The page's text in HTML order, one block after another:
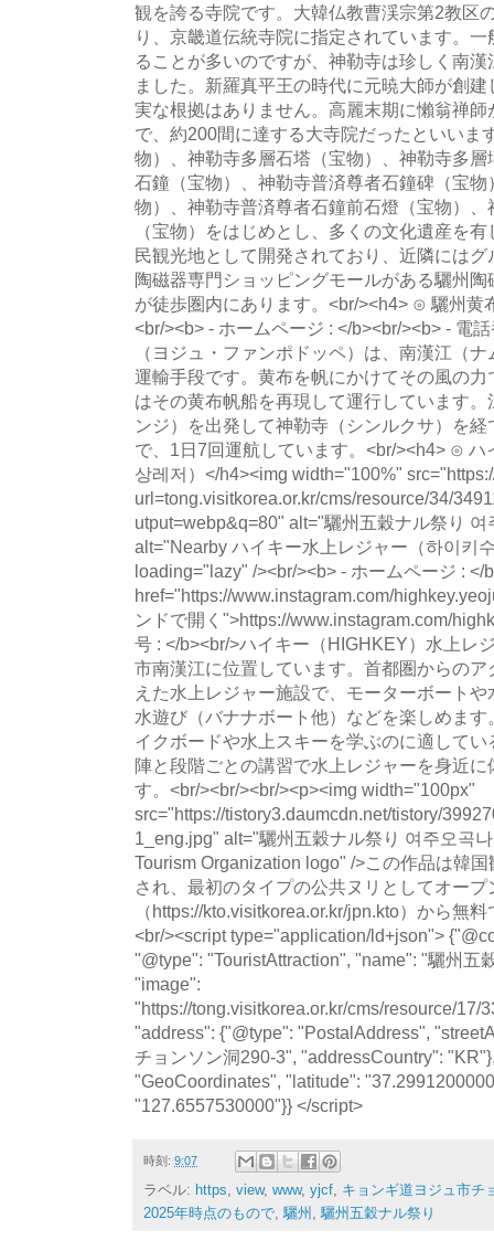
観を誇る寺院です。大韓仏教曹渓宗第2教区
り、京畿道伝統寺院に指定されています。
ることが多いのですが、神勒寺は珍しく南
ました。新羅真平王の時代に元暁大師が創
実な根拠はありません。高麗末期に懶翁禅
で、約200間に達する大寺院だったといいま
物）、神勒寺多層石塔（宝物）、神勒寺多
石鐘（宝物）、神勒寺普済尊者石鐘碑（宝
物）、神勒寺普済尊者石鐘前石燈（宝物）
（宝物）をはじめとし、多くの文化遺産を
民観光地として開発されており、近隣には
陶磁器専門ショッピングモールがある驪州
が徒歩圏内にあります。<br/><h4> ⊙ 驪州黄
<br/><b> - ホームページ : </b><br/><b> - 電
（ヨジュ・ファンポドッペ）は、南漢江（
運輸手段です。黄布を帆にかけてその風の
はその黄布帆船を再現して運行しています
ンジ）を出発して神勒寺（シンルクサ）を
で、1日7回運航しています。<br/><h4> ⊙
상레저）</h4><img width="100%"
url=tong.visitkorea.or.kr/cms/resource/34/
utput=webp&q=80" alt="驪州五穀ナル祭り
alt="Nearby ハイキー水上レジャー（하이키
loading="lazy" /><br/><b> - ホームページ : </
href="https://www.instagram.com/
ンドで開く">https://www.instagram.com/
号 : </b><br/>ハイキー（HIGHKEY）水上レ
市南漢江に位置しています。首都圏からの
えた水上レジャー施設で、モーターボート
水遊び（バナナボート他）などを楽しめま
イクボードや水上スキーを学ぶのに適して
陣と段階ごとの講習で水上レジャーを身近
す。<br/><br/><br/><p><img width="100px"
src="https://tistory3.daumcdn.net/tistory/
1_eng.jpg" alt="驪州五穀ナル祭り 여주오곡
Tourism Organization logo" />この作品は韓
され、最初のタイプの公共ヌリとしてオー
（https://kto.visitkorea.or.kr/jpn.kto）から無
<br/><script type="application/ld+json">
"@type": "TouristAttraction", "name": "驪州五
"image":
"https://tong.visitkorea.or.kr/cms/resource/17/
"address": {"@type": "PostalAddress",
チョンソン洞290-3", "addressCountry":
"GeoCoordinates", "latitude":
"127.6557530000"}} </script>
時刻: 9:07
ラベル: https, view, www, yjcf, キョンギ道ヨジュ市チ
2025年時点のもので,驪州 ,驪州五穀ナル祭り